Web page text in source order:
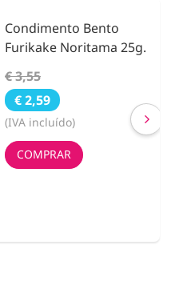
Condimento Bento
Furikake Noritama 25g.
€ 3,55
€ 2,59
(IVA incluído)
COMPRAR